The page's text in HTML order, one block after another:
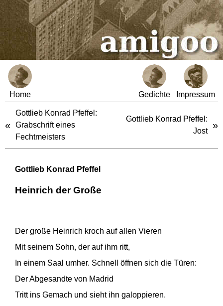
Home Gedichte Impressum
«
Gottlieb Konrad Pfeffel:
Grabschrift eines
Fechtmeisters
Gottlieb Konrad Pfeffel:
Jost
»
Gottlieb Konrad Pfeffel
Heinrich der Große
Der große Heinrich kroch auf allen Vieren
Mit seinem Sohn, der auf ihm ritt,
In einem Saal umher. Schnell öffnen sich die Türen:
Der Abgesandte von Madrid
Tritt ins Gemach und sieht ihn galoppieren.